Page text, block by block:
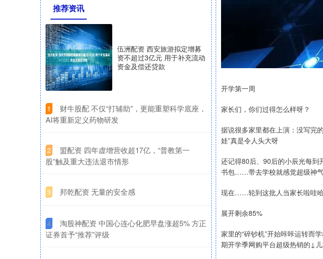
开学第一周
家长们，你们过得怎么样呀？
据说很多家里都在上演：没写完
娃”真是令人头大呀
还记得80后、90后的小辰光每到
书包……带去学校就感觉超级神
现在……轮到这批人当家长啦哇哈
展开剩余85%
家里的“碎钞机”开始咔咔运转而
期开学季网购平台超级热销的↓
推荐资讯
伍洲配资 西安旅游拟定增募
资不超过3亿元 用于补充流动
资金及偿还贷款
1
​财牛股配 不仅“打辅助”，更能重塑科学底座，
AI将重新定义药物研发
2
​盟配资 四年虚增营收超17亿，“普教第一
股”触及重大违法退市情形
3 ​邦乾配资 无量的安全感
4
​淘股神配资 中国心连心化肥早盘涨超5% 方正
证券首予“推荐”评级